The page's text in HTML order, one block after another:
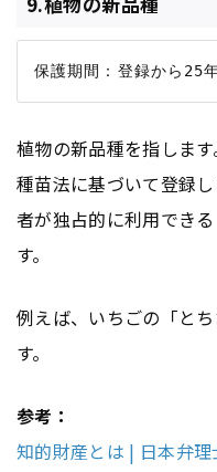
植物の新品種を指します
種苗法に基づいて登録
者が独占的に利用でき
す。
例えば、いちごの「と
す。
参考：
知的財産とは | 日本弁理